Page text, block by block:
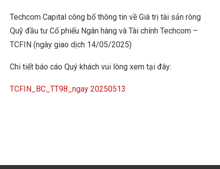
Techcom Capital công bố thông tin về Giá trị tài sản ròng
Quỹ đầu tư Cổ phiếu Ngân hàng và Tài chính Techcom –
TCFIN (ngày giao dịch 14/05/2025)
Chi tiết báo cáo Quý khách vui lòng xem tại đây:
TCFIN_BC_TT98_ngay 20250513